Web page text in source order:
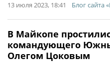
13 июля 2023, 18:41 Блог сайта
В Майкопе
командующего
Олегом Цоковым